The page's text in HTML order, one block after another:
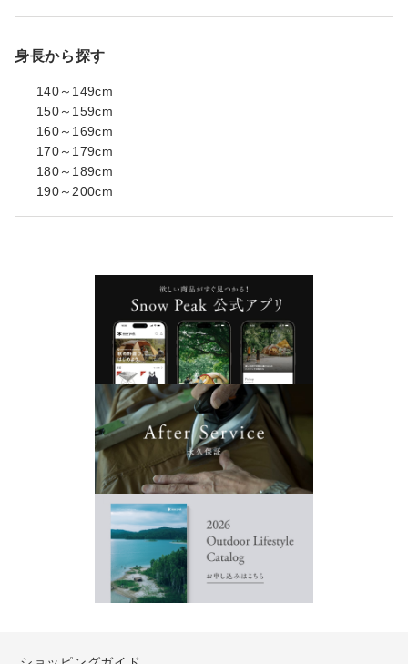
身長から探す
140～149cm
150～159cm
160～169cm
170～179cm
180～189cm
190～200cm